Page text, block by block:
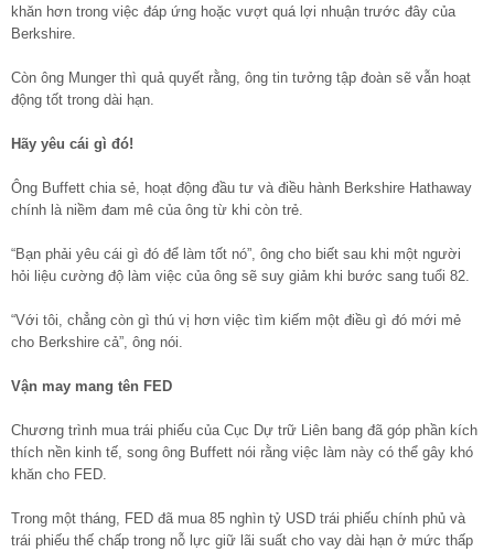
khăn hơn trong việc đáp ứng hoặc vượt quá lợi nhuận trước đây của
Berkshire.
Còn ông Munger thì quả quyết rằng, ông tin tưởng tập đoàn sẽ vẫn hoạt
động tốt trong dài hạn.
Hãy yêu cái gì đó!
Ông Buffett chia sẻ, hoạt động đầu tư và điều hành Berkshire Hathaway
chính là niềm đam mê của ông từ khi còn trẻ.
“Bạn phải yêu cái gì đó để làm tốt nó”, ông cho biết sau khi một người
hỏi liệu cường độ làm việc của ông sẽ suy giảm khi bước sang tuổi 82.
“Với tôi, chẳng còn gì thú vị hơn việc tìm kiếm một điều gì đó mới mẻ
cho Berkshire cả”, ông nói.
Vận may mang tên FED
Chương trình mua trái phiếu của Cục Dự trữ Liên bang đã góp phần kích
thích nền kinh tế, song ông Buffett nói rằng việc làm này có thể gây khó
khăn cho FED.
Trong một tháng, FED đã mua 85 nghìn tỷ USD trái phiếu chính phủ và
trái phiếu thế chấp trong nỗ lực giữ lãi suất cho vay dài hạn ở mức thấp